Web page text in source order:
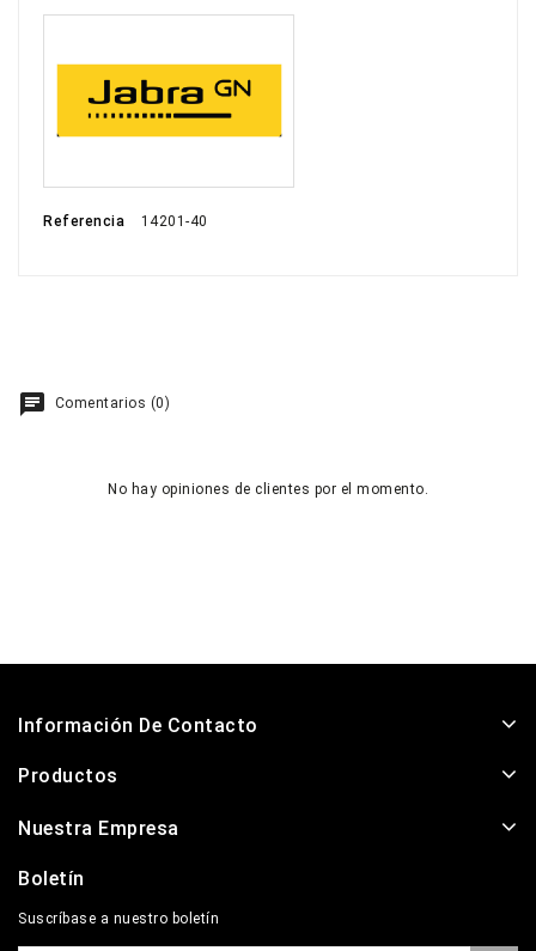
Referencia 14201-40
Comentarios (0)
No hay opiniones de clientes por el momento.
Información De Contacto
Productos
Nuestra Empresa
Boletín
Suscríbase a nuestro boletín